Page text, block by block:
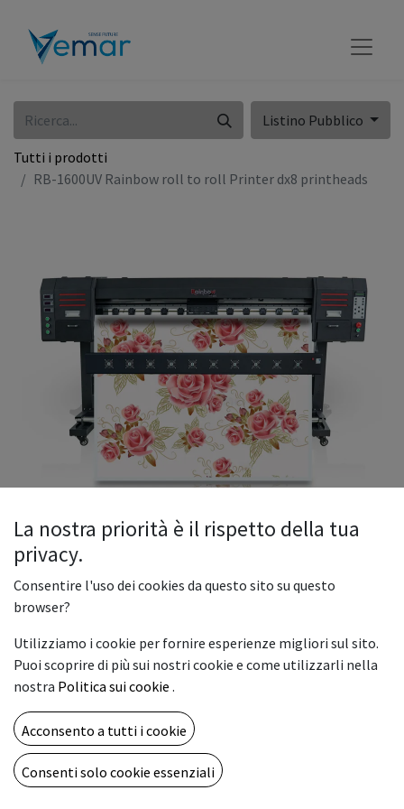
Listino Pubblico
Tutti i prodotti
RB-1600UV Rainbow roll to roll Printer dx8 printheads
RB-1600UV Rainbow roll to roll
RB-1600UV roll to roll Printer Double dx8 heads Luxury Model
Stampante rotolo-rotolo eco-solvente Inchiostro a
Inkjet
Dimensione di stampa 1.6-1.9m
Tipo del piatto Roll-to-Roll Stampante
Grado automatico Automatico
La nostra priorità è il rispetto della tua
privacy.
Consentire l'uso dei cookies da questo sito su questo
browser?
Utilizziamo i cookie per fornire esperienze migliori sul sito.
Puoi scoprire di più sui nostri cookie e come utilizzarli nella
nostra Politica sui cookie .
Acconsento a tutti i cookie
Consenti solo cookie essenziali